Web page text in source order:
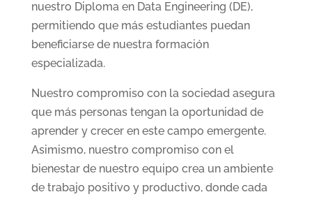
nuestro Diploma en Data Engineering (DE),
permitiendo que más estudiantes puedan
beneficiarse de nuestra formación
especializada.
Nuestro compromiso con la sociedad asegura
que más personas tengan la oportunidad de
aprender y crecer en este campo emergente.
Asimismo, nuestro compromiso con el
bienestar de nuestro equipo crea un ambiente
de trabajo positivo y productivo, donde cada